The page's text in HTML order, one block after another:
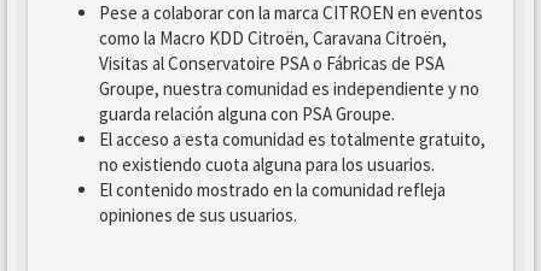
Pese a colaborar con la marca CITROEN en eventos
como la Macro KDD Citroën, Caravana Citroën,
Visitas al Conservatoire PSA o Fábricas de PSA
Groupe, nuestra comunidad es independiente y no
guarda relación alguna con PSA Groupe.
El acceso a esta comunidad es totalmente gratuito,
no existiendo cuota alguna para los usuarios.
El contenido mostrado en la comunidad refleja
opiniones de sus usuarios.